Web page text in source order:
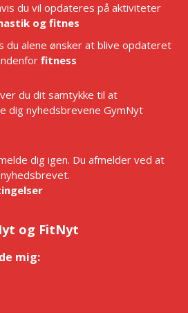
du vil opdateres på aktiviteter
og fitnes
du alene ønsker at blive opdateret
fitness
du dit samtykke til at
dig nyhedsbrevene GymNyt
dig igen. Du afmelder ved at
og FitNyt
mig: